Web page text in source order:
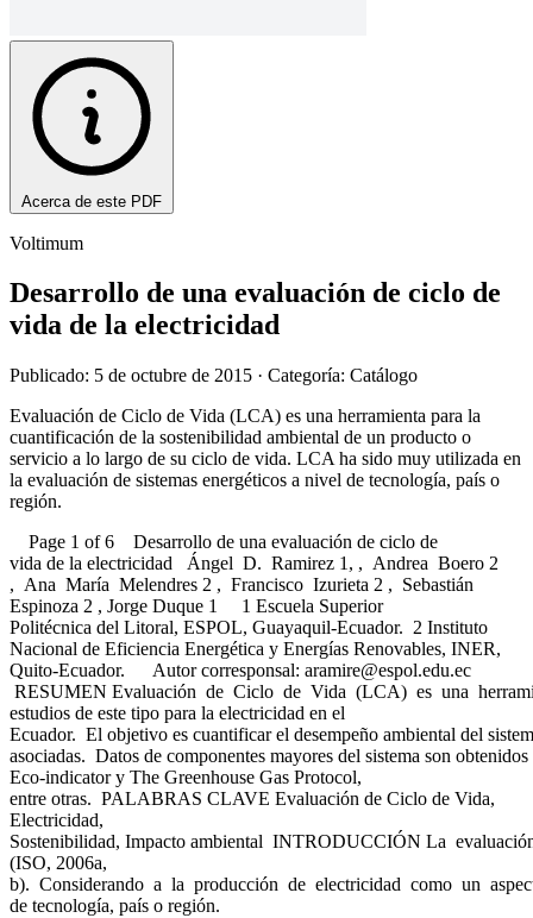
Acerca de este PDF
Voltimum
Desarrollo de una evaluación de ciclo de
vida de la electricidad
Publicado: 5 de octubre de 2015 · Categoría: Catálogo
Evaluación de Ciclo de Vida (LCA) es una herramienta para la
cuantificación de la sostenibilidad ambiental de un producto o
servicio a lo largo de su ciclo de vida. LCA ha sido muy utilizada en
la evaluación de sistemas energéticos a nivel de tecnología, país o
región.
Page 1 of 6 Desarrollo de una evaluación de ciclo de
vida de la electricidad Ángel D. Ramirez 1, , Andrea Boero 2
, Ana María Melendres 2 , Francisco Izurieta 2 , Sebastián
Espinoza 2 , Jorge Duque 1 1 Escuela Superior
Politécnica del Litoral, ESPOL, Guayaquil-Ecuador. 2 Instituto
Nacional de Eficiencia Energética y Energías Renovables, INER,
Quito-Ecuador. Autor corresponsal: aramire@espol.edu.ec
RESUMEN Evaluación de Ciclo de Vida (LCA) es una
estudios de este tipo para la electricidad en el
Ecuador. El objetivo es cuantificar el desempeño ambiental del
asociadas. Datos de componentes mayores del sistema son
Eco-indicator y The Greenhouse Gas Protocol,
entre otras. PALABRAS CLAVE Evaluación de Ciclo de Vida,
Electricidad,
Sostenibilidad, Impacto ambiental INTRODUCCIÓN La
(ISO, 2006a,
b). Considerando a la producción de electricidad como un
de tecnología, país o región.